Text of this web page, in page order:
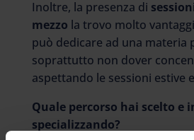
Inoltre, la presenza di
mezzo la trovo molto
può dedicare ad una materia
soprattutto non dover
aspettando le sessioni estive
Quale percorso hai scelto e
specializzando?